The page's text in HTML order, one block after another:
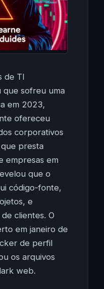
de TI
sofreu uma
em 2023,
ofereceu
corporativos
presta
empresas em
que o
código-fonte,
e
clientes. O
em janeiro de
de perfil
os arquivos
web.